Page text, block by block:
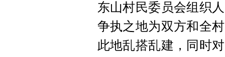
东山村民委员会组织
争执之地为双方和全
此地乱搭乱建，同时